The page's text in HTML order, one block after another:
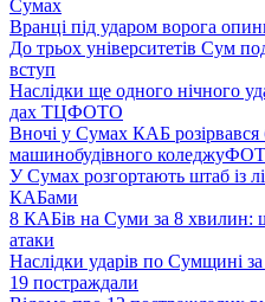
Сумах
Вранці під ударом ворога
До трьох університетів Сум
вступ
Наслідки ще одного нічного
дах ТЦФОТО
Вночі у Сумах КАБ розірвався
машинобудівного коледжу
У Сумах розгортають штаб із
КАБами
8 КАБів на Суми за 8 хвилин:
атаки
Наслідки ударів по Сумщині
19 постраждали